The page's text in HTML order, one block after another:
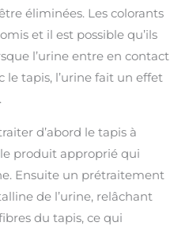
éliminées. Les colorants
et il est possible qu’ils
l’urine entre en contact
le tapis, l’urine fait un effet
d’abord le tapis à
produit approprié qui
Ensuite un prétraitement
de l’urine, relâchant
du tapis, ce qui